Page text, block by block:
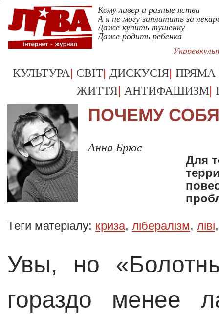
Кому ливер и разные яства
А я не могу заплатить за
Даже купить тушенку
Даже родить ребенка
КУЛЬТУРА| СВІТ| ДИСКУСІЯ| ПРЯМА
ЖИТТЯ| АНТИФАШИЗМ|
ПОЧЕМУ
Анна Брюс
Для
Теги матеріалу: криза, лібералізм, ліві
Увы, но
гораздо менее